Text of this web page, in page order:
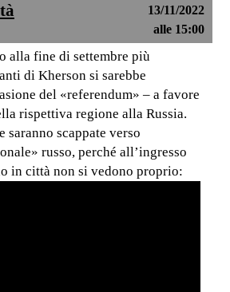
13/11/2022
alle 15:00
alla fine di settembre più
di Kherson si sarebbe
del «referendum» – a favore
rispettiva regione alla Russia.
saranno scappate verso
russo, perché all’ingresso
in città non si vedono proprio: